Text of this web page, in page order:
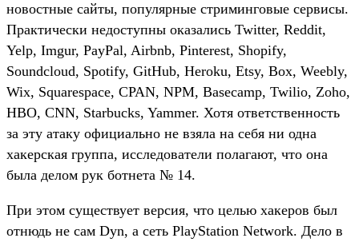
новостные сайты, популярные стриминговые сервисы.
Практически недоступны оказались Twitter, Reddit,
Yelp, Imgur, PayPal, Airbnb, Pinterest, Shopify,
Soundcloud, Spotify, GitHub, Heroku, Etsy, Box, Weebly,
Wix, Squarespace, CPAN, NPM, Basecamp, Twilio, Zoho,
HBO, CNN, Starbucks, Yammer. Хотя ответственность
за эту атаку официально не взяла на себя ни одна
хакерская группа, исследователи полагают, что она
была делом рук ботнета № 14.
При этом существует версия, что целью хакеров был
отнюдь не сам Dyn, а сеть PlayStation Network. Дело в